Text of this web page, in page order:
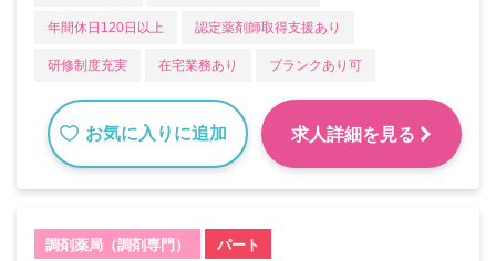
年間休日120日以上 認定薬剤師取得支援あり
研修制度充実 在宅業務あり ブランクあり可
お気に入りに追加 求人詳細を見る
調剤薬局（調剤専門） パート